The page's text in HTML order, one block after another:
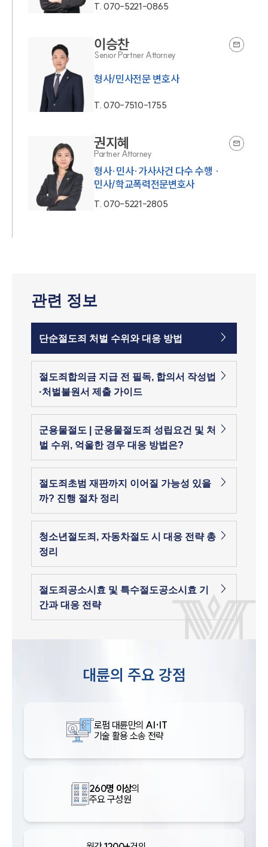
T.070-5221-0865
이승찬
Senior Partner Attorney
형사/민사전문 변호사
T.070-7510-1755
권지혜
Partner Attorney
형사·민사·가사사건 다수 수행 ·
민사/학교폭력전문변호사
T.070-5221-2805
관련 정보
단순절도죄 처벌 수위와 대응 방법
절도죄합의금 지급 전 필독, 합의서 작성법
·처벌불원서 제출 가이드
군용물절도 | 군용물절도죄 성립요건 및 처
벌 수위, 억울한 경우 대응 방법은?
절도죄초범 재판까지 이어질 가능성 있을
까? 진행 절차 정리
청소년절도죄, 자동차절도 시 대응 전략 총
정리
절도죄공소시효 및 특수절도공소시효 기
간과 대응 전략
대륜의 주요 강점
로펌 대륜만의 AI·IT
기술 활용 소송 전략
260명 이상의
주요 구성원